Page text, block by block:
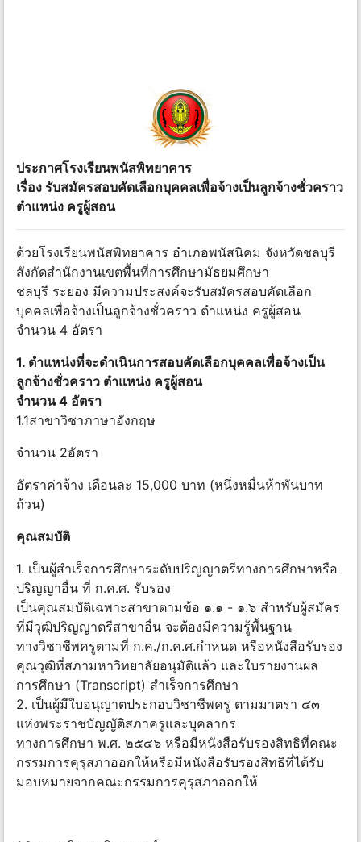
ประกาศโรงเรียนพนัสพิทยาคาร
เรื่อง รับสมัครสอบคัดเลือกบุคคลเพื่อจ้างเป็นลูกจ้างชั่วคราว
ตำแหน่ง ครูผู้สอน
ด้วยโรงเรียนพนัสพิทยาคาร อำเภอพนัสนิคม จังหวัดชลบุรี
สังกัดสำนักงานเขตพื้นที่การศึกษามัธยมศึกษา
ชลบุรี ระยอง มีความประสงค์จะรับสมัครสอบคัดเลือก
บุคคลเพื่อจ้างเป็นลูกจ้างชั่วคราว ตำแหน่ง ครูผู้สอน
จำนวน 4 อัตรา
1. ตำแหน่งที่จะดำเนินการสอบคัดเลือกบุคคลเพื่อจ้างเป็น
ลูกจ้างชั่วคราว ตำแหน่ง ครูผู้สอน
จำนวน 4 อัตรา
1.1สาขาวิชาภาษาอังกฤษ
จำนวน 2อัตรา
อัตราค่าจ้าง เดือนละ 15,000 บาท (หนึ่งหมื่นห้าพันบาท
ถ้วน)
คุณสมบัติ
1. เป็นผู้สำเร็จการศึกษาระดับปริญญาตรีทางการศึกษาหรือ
ปริญญาอื่น ที่ ก.ค.ศ. รับรอง
เป็นคุณสมบัติเฉพาะสาขาตามข้อ ๑.๑ - ๑.๖ สำหรับผู้สมัคร
ที่มีวุฒิปริญญาตรีสาขาอื่น จะต้องมีความรู้พื้นฐาน
ทางวิชาชีพครูตามที่ ก.ค./ก.ค.ศ.กำหนด หรือหนังสือรับรอง
คุณวุฒิที่สภามหาวิทยาลัยอนุมัติแล้ว และใบรายงานผล
การศึกษา (Transcript) สำเร็จการศึกษา
2. เป็นผู้มีใบอนุญาตประกอบวิชาชีพครู ตามมาตรา ๔๓
แห่งพระราชบัญญัติสภาครูและบุคลากร
ทางการศึกษา พ.ศ. ๒๕๔๖ หรือมีหนังสือรับรองสิทธิที่คณะ
กรรมการคุรุสภาออกให้หรือมีหนังสือรับรองสิทธิที่ได้รับ
มอบหมายจากคณะกรรมการคุรุสภาออกให้